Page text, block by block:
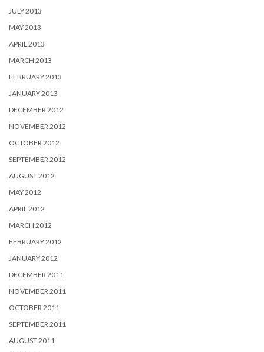
JULY 2013
MAY 2013
APRIL 2013
MARCH 2013
FEBRUARY 2013
JANUARY 2013
DECEMBER 2012
NOVEMBER 2012
OCTOBER 2012
SEPTEMBER 2012
AUGUST 2012
MAY 2012
APRIL 2012
MARCH 2012
FEBRUARY 2012
JANUARY 2012
DECEMBER 2011
NOVEMBER 2011
OCTOBER 2011
SEPTEMBER 2011
AUGUST 2011